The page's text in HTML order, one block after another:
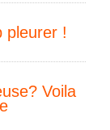
pleurer !
Voila